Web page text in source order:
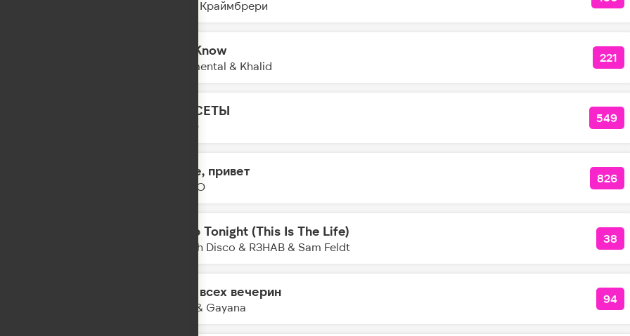
Мари Краймбрери
All I Know
Rudimental & Khalid
221
КАССЕТЫ
LYRIQ
549
Море, привет
DABRO
826
Sleep Tonight (This Is The Life)
Switch Disco & R3HAB & Sam Feldt
38
Гимн всех вечерин
MOT & Gayana
94